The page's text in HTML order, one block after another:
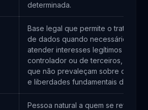
determinada.
Base legal que permite o
de dados quando necessário para
atender interesses legítimos do
controlador ou de terceiros, desde
que não prevaleçam sobre os
e liberdades fundamentais do
Pessoa natural a quem se referem